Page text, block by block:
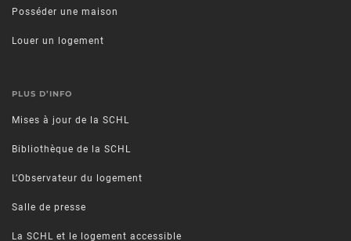
Posséder une maison
Louer un logement
PLUS D’INFO
Mises à jour de la SCHL
Bibliothèque de la SCHL
L’Observateur du logement
Salle de presse
La SCHL et le logement accessible